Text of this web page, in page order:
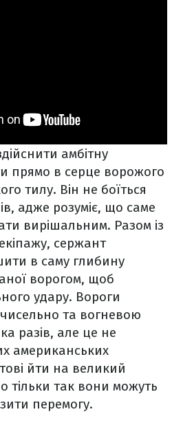
амбітну
прямо в серце ворожого
тилу. Він не боїться
адже розуміє, що саме
вирішальним. Разом із
сержант
в саму глибину
ворогом, щоб
удару. Вороги
та вогневою
разів, але це не
американських
йти на великий
тільки так вони можуть
перемогу.